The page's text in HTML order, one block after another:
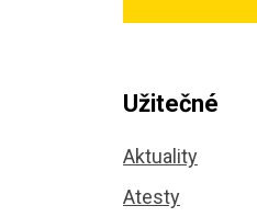
Užitečné
Aktuality
Atesty